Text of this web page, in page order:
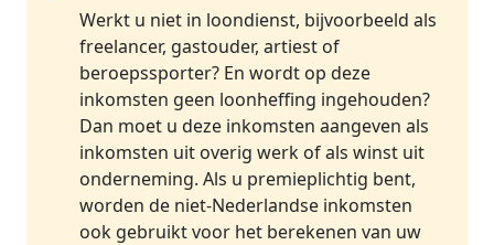
Werkt u niet in loondienst, bijvoorbeeld als
freelancer, gastouder, artiest of
beroepssporter? En wordt op deze
inkomsten geen loonheffing ingehouden?
Dan moet u deze inkomsten aangeven als
inkomsten uit overig werk of als winst uit
onderneming. Als u premieplichtig bent,
worden de niet-Nederlandse inkomsten
ook gebruikt voor het berekenen van uw